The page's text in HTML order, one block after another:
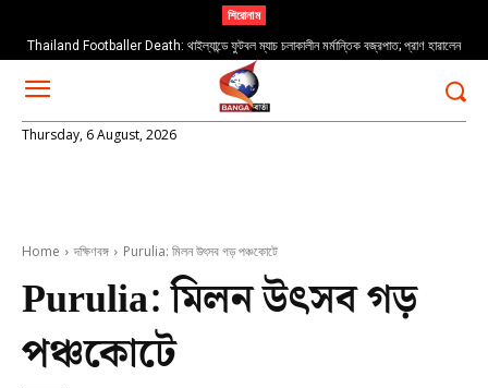
শিরোনাম
Thailand Footballer Death: থাইল্যান্ডে ফুটবল ম্যাচ চলাকালীন মর্মান্তিক বজ্রপাত; প্রাণ হারালেন
তরুণ ফুটবলার সাফওয়ান আওয়ে
Thursday, 6 August, 2026
Home দক্ষিণবঙ্গ Purulia: মিলন উৎসব গড় পঞ্চকোটে
Purulia: মিলন উৎসব গড়
পঞ্চকোটে